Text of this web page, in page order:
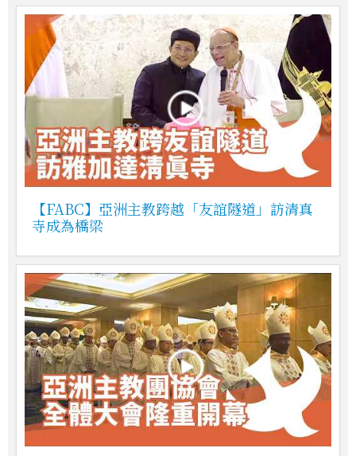
【FABC】亞洲主教跨越「友誼隧道」訪清真
寺成為橋梁